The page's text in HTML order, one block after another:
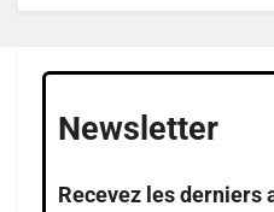
Newsletter
Recevez les derniers